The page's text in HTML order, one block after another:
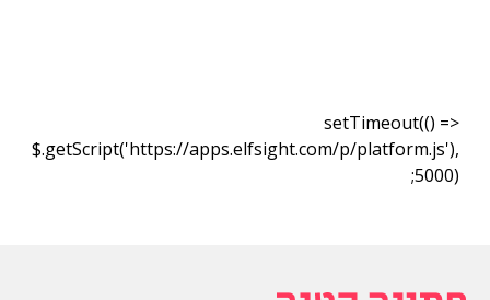
setTimeout(() =>
$.getScript('https://apps.elfsight.com/p/platform.js'),
5000);